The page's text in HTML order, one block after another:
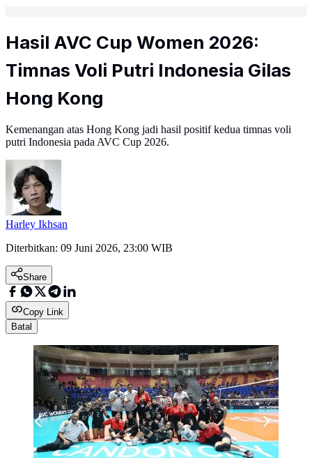
Hasil AVC Cup Women 2026:
Timnas Voli Putri Indonesia Gilas
Hong Kong
Kemenangan atas Hong Kong jadi hasil positif kedua timnas voli
putri Indonesia pada AVC Cup 2026.
Harley Ikhsan
Diterbitkan: 09 Juni 2026, 23:00 WIB
Share
Copy Link
Batal